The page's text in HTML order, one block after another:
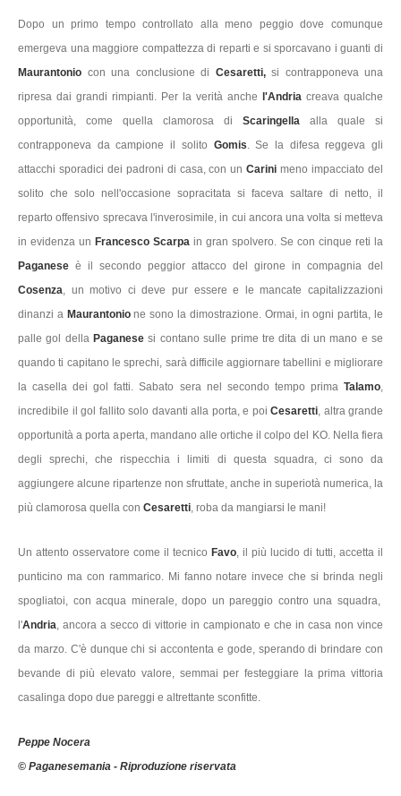
Dopo un primo tempo controllato alla meno peggio dove comunque
emergeva una maggiore compattezza di reparti e si sporcavano i guanti di
Maurantonio con una conclusione di Cesaretti,si contrapponeva una
ripresa dai grandi rimpianti. Per la verità anche l'Andria creava qualche
opportunità, come quella clamorosa di Scaringella alla quale si
contrapponeva da campione il solito Gomis . Se la difesa reggeva gli
attacchi sporadici dei padroni di casa, con unCarini meno impacciato del
solito che solo nell'occasione sopracitata si faceva saltare di netto, il
reparto offensivo sprecava l'inverosimile, in cui ancora una volta si metteva
in evidenza un Francesco Scarpa in gran spolvero. Se con cinque reti la
Paganese è il secondo peggior attacco del girone in compagnia del
Cosenza , un motivo ci deve pur essere e le mancate capitalizzazioni
dinanzi a Maurantonione sono la dimostrazione. Ormai, in ogni partita, le
palle gol dellaPaganesesi contano sulle prime tre dita di un mano e se
quando ti capitano le sprechi, sarà difficile aggiornare tabellini e migliorare
la casella dei gol fatti. Sabato sera nel secondo tempo prima Talamo
incredibile il gol fallito solo davanti alla porta, e poi Cesaretti , altra grande
opportunità a porta aperta, mandano alle ortiche il colpo del KO. Nella fiera
degli sprechi, che rispecchia i limiti di questa squadra, ci sono da
aggiungere alcune ripartenze non sfruttate, anche in superiotà numerica, la
più clamorosa quella con Cesaretti , roba da mangiarsi le mani!
Un attento osservatore come il tecnico Favo , il più lucido di tutti, accetta il
punticino ma con rammarico. Mi fanno notare invece che si brinda negli
spogliatoi, con acqua minerale, dopo un pareggio contro una squadra,
l'Andria , ancora a secco di vittorie in campionato e che in casa non vince
da marzo. C'è dunque chi si accontenta e gode, sperando di brindare con
bevande di più elevato valore, semmai per festeggiare la prima vittoria
casalinga dopo due pareggi e altrettante sconfitte.
Peppe Nocera
© Paganesemania - Riproduzione riservata